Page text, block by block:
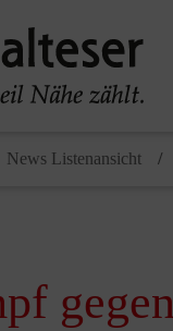
News Listenansicht